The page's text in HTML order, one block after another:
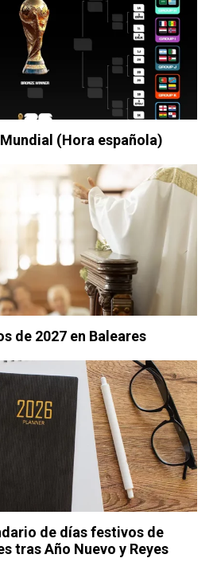
(Hora española)
de 2027 en Baleares
de días festivos de
tras Año Nuevo y Reyes